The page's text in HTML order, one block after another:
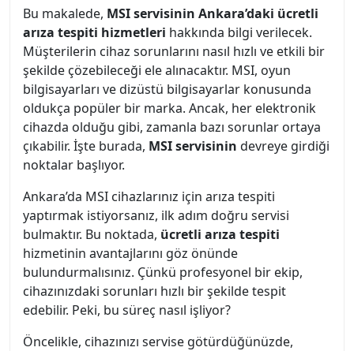
Bu makalede, MSI servisinin Ankara’daki ücretli
arıza tespiti hizmetleri hakkında bilgi verilecek.
Müşterilerin cihaz sorunlarını nasıl hızlı ve etkili bir
şekilde çözebileceği ele alınacaktır. MSI, oyun
bilgisayarları ve dizüstü bilgisayarlar konusunda
oldukça popüler bir marka. Ancak, her elektronik
cihazda olduğu gibi, zamanla bazı sorunlar ortaya
çıkabilir. İşte burada, MSI servisinin devreye girdiği
noktalar başlıyor.
Ankara’da MSI cihazlarınız için arıza tespiti
yaptırmak istiyorsanız, ilk adım doğru servisi
bulmaktır. Bu noktada, ücretli arıza tespiti
hizmetinin avantajlarını göz önünde
bulundurmalısınız. Çünkü profesyonel bir ekip,
cihazınızdaki sorunları hızlı bir şekilde tespit
edebilir. Peki, bu süreç nasıl işliyor?
Öncelikle, cihazınızı servise götürdüğünüzde,